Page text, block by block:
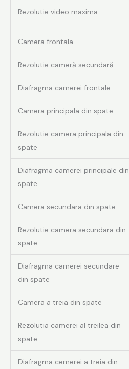
Rezolutie video maxima
Camera frontala
Rezolutie cameră secundară
Diafragma camerei frontale
Camera principala din spate
Rezolutie camera principala din
spate
Diafragma camerei principale din
spate
Camera secundara din spate
Rezolutie camera secundara din
spate
Diafragma camerei secundare
din spate
Camera a treia din spate
Rezolutia camerei al treilea din
spate
Diafragma cemerei a treia din